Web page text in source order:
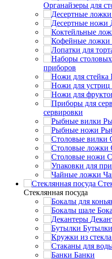
Органайзеры для
приборов
сервировки
Стеклянная посуда
Бутылки
Банки